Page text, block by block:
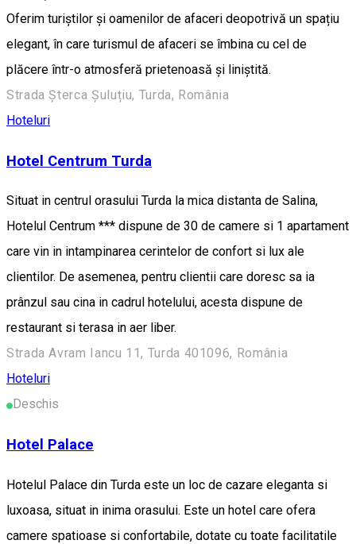
Oferim turiștilor și oamenilor de afaceri deopotrivă un spațiu
elegant, în care turismul de afaceri se îmbina cu cel de
plăcere într-o atmosferă prietenoasă și liniștită.
Strada Șterca Șuluțiu, Turda, România
Hoteluri
Hotel Centrum Turda
Situat in centrul orasului Turda la mica distanta de Salina,
Hotelul Centrum *** dispune de 30 de camere si 1 apartament
care vin in intampinarea cerintelor de confort si lux ale
clientilor. De asemenea, pentru clientii care doresc sa ia
prânzul sau cina in cadrul hotelului, acesta dispune de
restaurant si terasa in aer liber.
Strada Avram Iancu 11, Turda 401096, România
Hoteluri
Deschis
Hotel Palace
Hotelul Palace din Turda este un loc de cazare eleganta si
luxoasa, situat in inima orasului. Este un hotel care ofera
camere spatioase si confortabile, dotate cu toate facilitatile